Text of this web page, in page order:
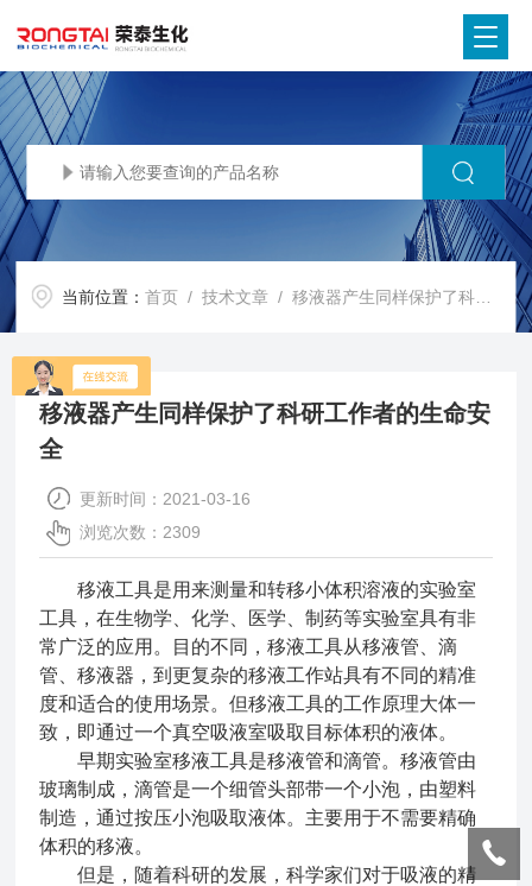
当前位置：首页 /技术文章 / 移液器产生同样保护了科研工作者的生命安全
移液器产生同样保护了科研工作者的生命安
全
更新时间：2021-03-16
浏览次数：2309
移液工具是用来测量和转移小体积溶液的实验室
工具，在生物学、化学、医学、制药等实验室具有非
常广泛的应用。目的不同，移液工具从移液管、滴
管、移液器，到更复杂的移液工作站具有不同的精准
度和适合的使用场景。但移液工具的工作原理大体一
致，即通过一个真空吸液室吸取目标体积的液体。
早期实验室移液工具是移液管和滴管。移液管由
玻璃制成，滴管是一个细管头部带一个小泡，由塑料
制造，通过按压小泡吸取液体。主要用于不需要精确
体积的移液。
但是，随着科研的发展，科学家们对于吸液的精